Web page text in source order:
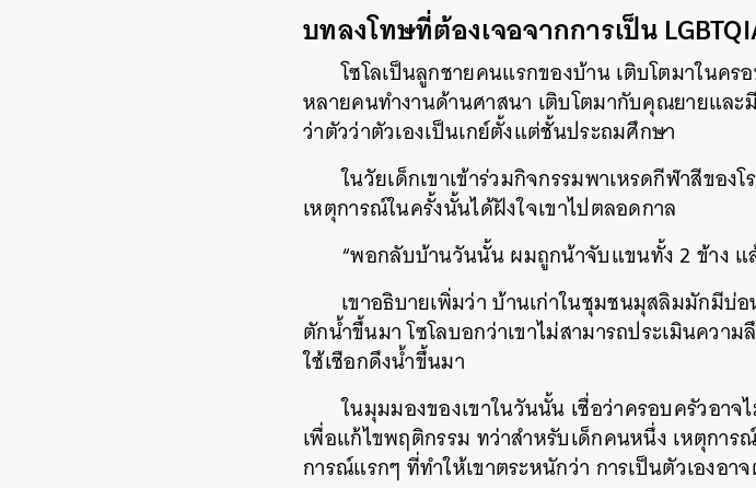
บทลงโทษที่ต้องเจอจากการเป็น
โซโลเป็นลูกชายคนแรกของบ้าน เติบโตมาในค
หลายคนทำงานด้านศาสนา เติบโตมากับคุณยายและ
ว่าตัวว่าตัวเองเป็นเกย์ตั้งแต่ชั้นประถมศึกษา
ในวัยเด็กเขาเข้าร่วมกิจกรรมพาเหรดกีฬาสีขอ
เหตุการณ์ในครั้งนั้นได้ฝังใจเขาไปตลอดกาล
“พอกลับบ้านวันนั้น ผมถูกน้าจับแขนทั้ง 2 ข้าง แ
เขาอธิบายเพิ่มว่า บ้านเก่าในชุมชนมุสลิมมักมีบ่
ตักน้ำขึ้นมา โซโลบอกว่าเขาไม่สามารถประเมินคว
ใช้เชือกดึงน้ำขึ้นมา
ในมุมมองของเขาในวันนั้น เชื่อว่าครอบครัวอาจ
เพื่อแก้ไขพฤติกรรม ทว่าสำหรับเด็กคนหนึ่ง เหตุกา
การณ์แรกๆ ที่ทำให้เขาตระหนักว่า การเป็นตัวเองอ